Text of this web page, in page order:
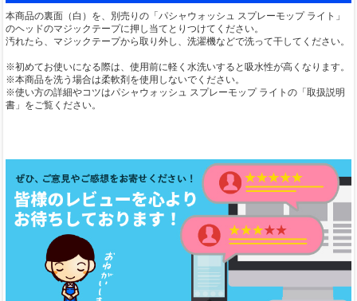
本商品の裏面（白）を、別売りの「パシャウォッシュ スプレーモップ ライト」
のヘッドのマジックテープに押し当てとりつけてください。
汚れたら、マジックテープから取り外し、洗濯機などで洗って干してください。
※初めてお使いになる際は、使用前に軽く水洗いすると吸水性が高くなります。
※本商品を洗う場合は柔軟剤を使用しないでください。
※使い方の詳細やコツはパシャウォッシュ スプレーモップ ライトの「取扱説明
書」をご覧ください。